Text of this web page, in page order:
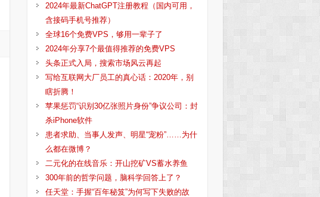
2024年最新ChatGPT注册教程（国内可用，
含接码手机号推荐）
全球16个免费VPS，够用一辈子了
2024年分享7个最值得推荐的免费VPS
头条正式入局，搜索市场风云再起
写给互联网大厂员工的真心话：2020年，别
瞎折腾！
苹果惩罚“识别30亿张照片身份”争议公司：封
杀iPhone软件
患者求助、当事人发声、明星“宠粉”……为什
么都在微博？
二元化的在线音乐：开山挖矿VS蓄水养鱼
300年前的哲学问题，脑科学回答上了？
任天堂：手握“百年秘笈”为何写下失败的故